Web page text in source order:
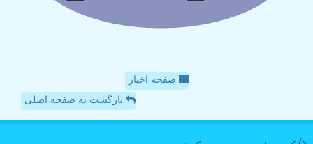
صفحه اخبار
بازگشت به صفحه اصلی